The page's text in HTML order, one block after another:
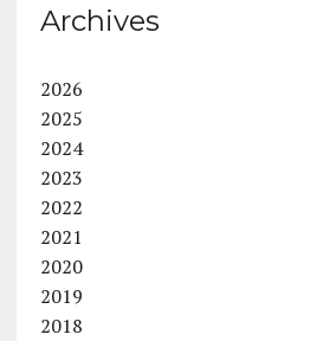
Archives
2026
2025
2024
2023
2022
2021
2020
2019
2018